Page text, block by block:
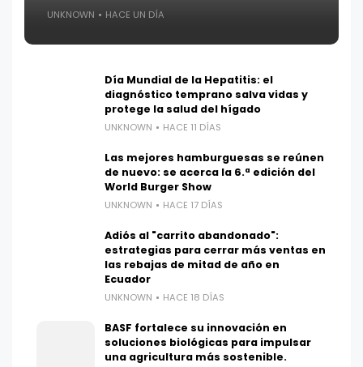
UNKNOWN HACE UN DÍA
Día Mundial de la Hepatitis: el
diagnóstico temprano salva vidas y
protege la salud del hígado
UNKNOWN HACE 11 DÍAS
Las mejores hamburguesas se reúnen
de nuevo: se acerca la 6.ª edición del
World Burger Show
UNKNOWN HACE 17 DÍAS
Adiós al "carrito abandonado":
estrategias para cerrar más ventas en
las rebajas de mitad de año en
Ecuador
UNKNOWN HACE 18 DÍAS
BASF fortalece su innovación en
soluciones biológicas para impulsar
una agricultura más sostenible.